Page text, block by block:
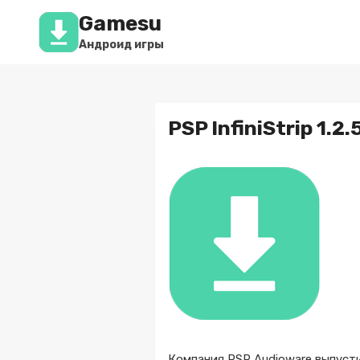
Перейти
содержимому
Gamesu
Андроид игры
PSP InfiniStrip